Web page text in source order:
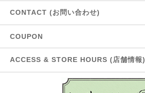
CONTACT (お問い合わせ)
COUPON
ACCESS & STORE HOURS (店舗情報)